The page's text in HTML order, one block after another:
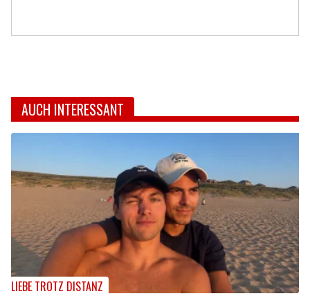
AUCH INTERESSANT
LIEBE TROTZ DISTANZ